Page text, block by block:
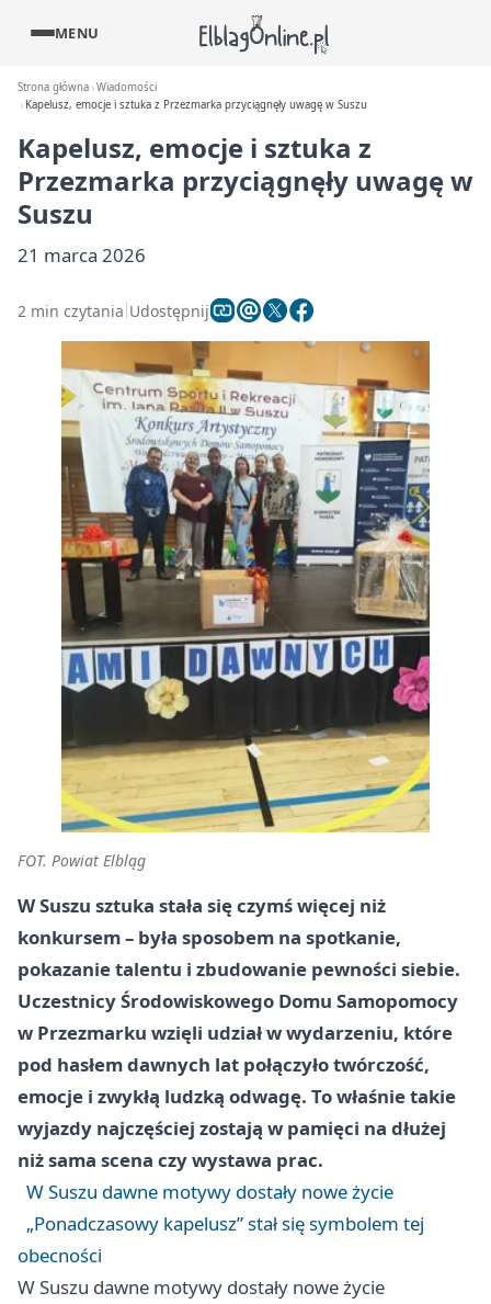
MENU
Strona główna Wiadomości
Kapelusz, emocje i sztuka z Przezmarka przyciągnęły uwagę w Suszu
Kapelusz, emocje i sztuka z
Przezmarka przyciągnęły uwagę w
Suszu
21 marca 2026
2 min czytania Udostępnij
FOT. Powiat Elbląg
W Suszu sztuka stała się czymś więcej niż
konkursem – była sposobem na spotkanie,
pokazanie talentu i zbudowanie pewności siebie.
Uczestnicy Środowiskowego Domu Samopomocy
w Przezmarku wzięli udział w wydarzeniu, które
pod hasłem dawnych lat połączyło twórczość,
emocje i zwykłą ludzką odwagę. To właśnie takie
wyjazdy najczęściej zostają w pamięci na dłużej
niż sama scena czy wystawa prac.
W Suszu dawne motywy dostały nowe życie
„Ponadczasowy kapelusz” stał się symbolem tej
obecności
W Suszu dawne motywy dostały nowe życie